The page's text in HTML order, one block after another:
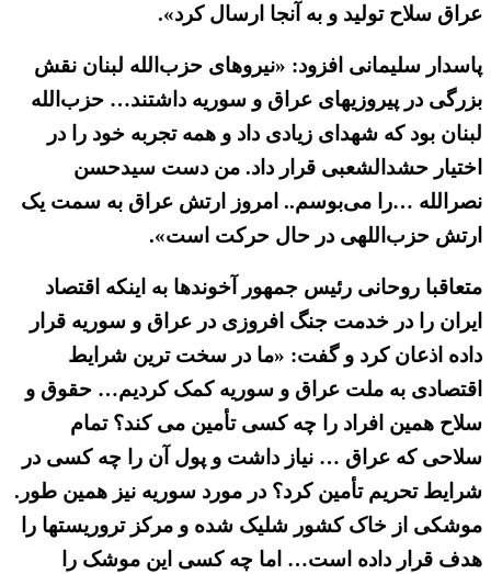
عراق سلاح تولید و به آنجا ارسال کرد».
پاسدار سلیمانی افزود: «نیروهای حزب‌الله لبنان نقش
بزرگی در پیروزیهای عراق و سوریه داشتند… حزب‌الله
لبنان بود که شهدای زیادی داد و همه تجربه خود را در
اختیار حشد‌الشعبی قرار داد. من دست سیدحسن
نصرالله …را می‌بوسم.. امروز ارتش عراق به سمت یک
ارتش حزب‌اللهی در حال حرکت است».
متعاقبا روحانی رئیس جمهور آخوندها به اینکه اقتصاد
ایران را در خدمت جنگ افروزی در عراق و سوریه قرار
داده اذعان کرد و گفت: «ما در سخت ترین شرایط
اقتصادی به ملت عراق و سوریه کمک کردیم… حقوق و
سلاح همین افراد را چه کسی تأمین می کند؟ تمام
سلاحی که عراق … نیاز داشت و پول آن را چه کسی در
شرایط تحریم تأمین کرد؟ در مورد سوریه نیز همین طور.
موشکی از خاک کشور شلیک شده و مرکز تروریستها را
هدف قرار داده است… اما چه کسی این موشک را